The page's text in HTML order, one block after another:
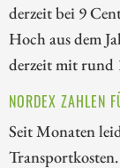
derzeit bei 9
Hoch aus dem
derzeit mit rund
NORDEX ZAHLEN
Seit Monaten